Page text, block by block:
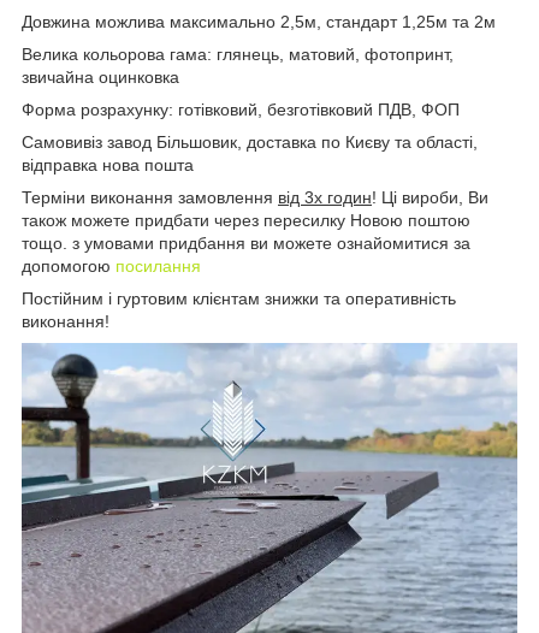
Довжина можлива максимально 2,5м, стандарт 1,25м та 2м
Велика кольорова гама: глянець, матовий, фотопринт,
звичайна оцинковка
Форма розрахунку: готівковий, безготівковий ПДВ, ФОП
Самовивіз завод Більшовик, доставка по Києву та області,
відправка нова пошта
Терміни виконання замовлення від 3х годин! Ці вироби, Ви
також можете придбати через пересилку Новою поштою
тощо. з умовами придбання ви можете ознайомитися за
допомогою посилання
Постійним і гуртовим клієнтам знижки та оперативність
виконання!